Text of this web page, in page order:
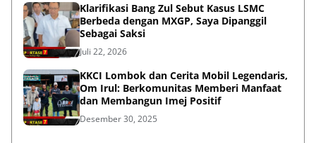
Klarifikasi Bang Zul Sebut Kasus LSMC
Berbeda dengan MXGP, Saya Dipanggil
Sebagai Saksi
Juli 22, 2026
KKCI Lombok dan Cerita Mobil Legendaris,
Om Irul: Berkomunitas Memberi Manfaat
dan Membangun Imej Positif
Desember 30, 2025